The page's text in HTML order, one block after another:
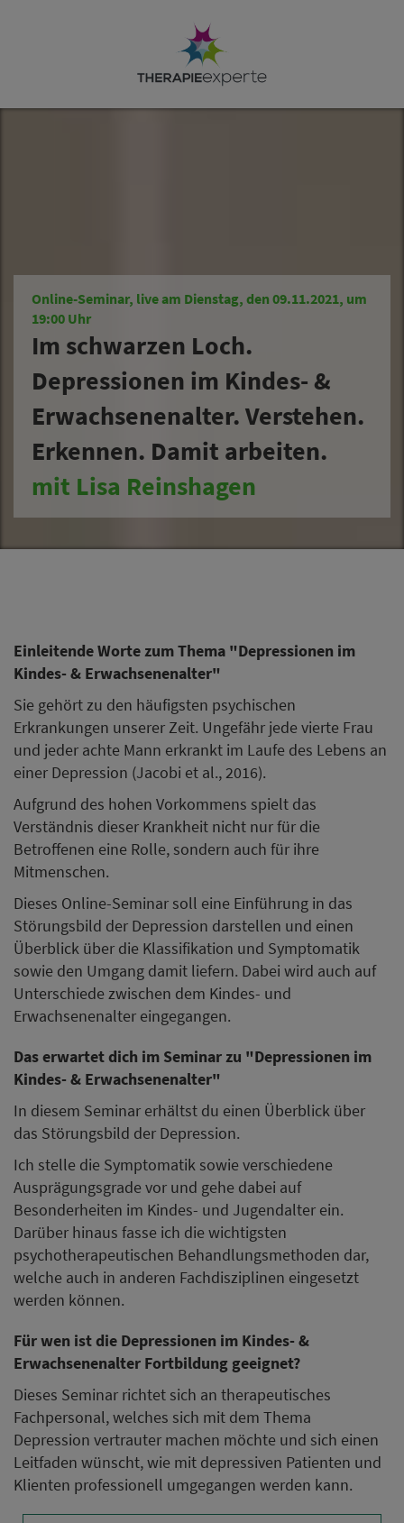
Online-Seminar, live am Dienstag, den 09.11.2021, um
19:00 Uhr
Im schwarzen Loch.
Depressionen im Kindes- &
Erwachsenenalter. Verstehen.
Erkennen. Damit arbeiten.
mit Lisa Reinshagen
Einleitende Worte zum Thema "Depressionen im
Kindes- & Erwachsenenalter"
Sie gehört zu den häufigsten psychischen
Erkrankungen unserer Zeit. Ungefähr jede vierte Frau
und jeder achte Mann erkrankt im Laufe des Lebens an
einer Depression (Jacobi et al., 2016).
Aufgrund des hohen Vorkommens spielt das
Verständnis dieser Krankheit nicht nur für die
Betroffenen eine Rolle, sondern auch für ihre
Mitmenschen.
Dieses Online-Seminar soll eine Einführung in das
Störungsbild der Depression darstellen und einen
Überblick über die Klassifikation und Symptomatik
sowie den Umgang damit liefern. Dabei wird auch auf
Unterschiede zwischen dem Kindes- und
Erwachsenenalter eingegangen.
Das erwartet dich im Seminar zu "Depressionen im
Kindes- & Erwachsenenalter"
In diesem Seminar erhältst du einen Überblick über
das Störungsbild der Depression.
Ich stelle die Symptomatik sowie verschiedene
Ausprägungsgrade vor und gehe dabei auf
Besonderheiten im Kindes- und Jugendalter ein.
Darüber hinaus fasse ich die wichtigsten
psychotherapeutischen Behandlungsmethoden dar,
welche auch in anderen Fachdisziplinen eingesetzt
werden können.
Für wen ist die Depressionen im Kindes- &
Erwachsenenalter Fortbildung geeignet?
Dieses Seminar richtet sich an therapeutisches
Fachpersonal, welches sich mit dem Thema
Depression vertrauter machen möchte und sich einen
Leitfaden wünscht, wie mit depressiven Patienten und
Klienten professionell umgegangen werden kann.